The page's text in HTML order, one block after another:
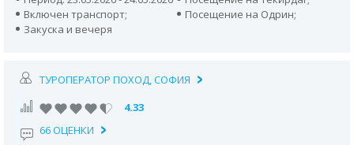
Включен транспорт;
Посещение на Одрин;
Закуска и вечеря
ТУРОПЕРАТОР ПОХОД, СОФИЯ
4.33
66 ОЦЕНКИ